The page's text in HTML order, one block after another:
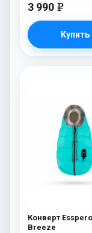
3 990 e
Купить
Конверт
Breeze